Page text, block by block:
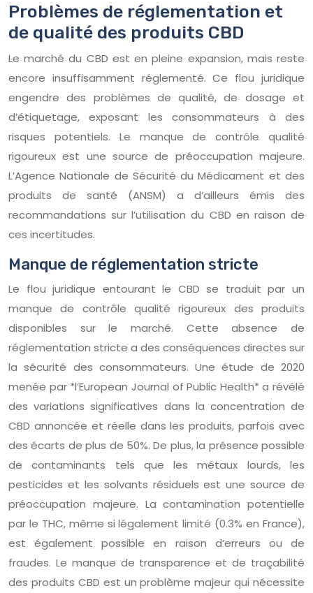
Problèmes de réglementation et
de qualité des produits CBD
Le marché du CBD est en pleine expansion, mais reste
encore insuffisamment réglementé. Ce flou juridique
engendre des problèmes de qualité, de dosage et
d’étiquetage, exposant les consommateurs à des
risques potentiels. Le manque de contrôle qualité
rigoureux est une source de préoccupation majeure.
L’Agence Nationale de Sécurité du Médicament et des
produits de santé (ANSM) a d’ailleurs émis des
recommandations sur l’utilisation du CBD en raison de
ces incertitudes.
Manque de réglementation stricte
Le flou juridique entourant le CBD se traduit par un
manque de contrôle qualité rigoureux des produits
disponibles sur le marché. Cette absence de
réglementation stricte a des conséquences directes sur
la sécurité des consommateurs. Une étude de 2020
menée par *l’European Journal of Public Health* a révélé
des variations significatives dans la concentration de
CBD annoncée et réelle dans les produits, parfois avec
des écarts de plus de 50%. De plus, la présence possible
de contaminants tels que les métaux lourds, les
pesticides et les solvants résiduels est une source de
préoccupation majeure. La contamination potentielle
par le THC, même si légalement limité (0.3% en France),
est également possible en raison d’erreurs ou de
fraudes. Le manque de transparence et de traçabilité
des produits CBD est un problème majeur qui nécessite